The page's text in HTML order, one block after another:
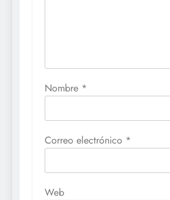
Nombre *
Correo electrónico *
Web